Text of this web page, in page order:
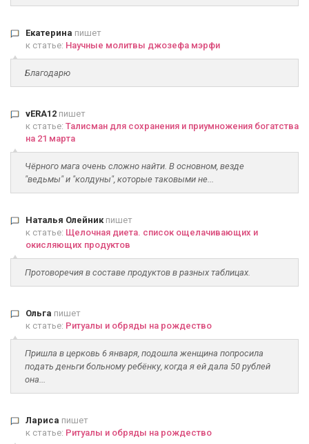
Екатерина пишет
к статье: Научные молитвы джозефа мэрфи
Благодарю
vERA12 пишет
к статье: Талисман для сохранения и приумножения богатства
на 21 марта
Чёрного мага очень сложно найти. В основном, везде
"ведьмы" и "колдуны", которые таковыми не...
Наталья Олейникпишет
к статье: Щелочная диета. список ощелачивающих и
окисляющих продуктов
Протоворечия в составе продуктов в разных таблицах.
Ольга пишет
к статье: Ритуалы и обряды на рождество
Пришла в церковь 6 января, подошла женщина попросила
подать деньги больному ребёнку, когда я ей дала 50 рублей
она...
Лариса пишет
к статье: Ритуалы и обряды на рождество